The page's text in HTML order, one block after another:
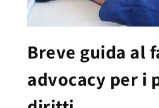
Breve guida al
advocacy per i